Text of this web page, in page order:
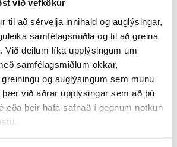
við vefkökur
til að sérvelja innihald og auglýsingar,
samfélagsmiðla og til að greina
Við deilum líka upplýsingum um
samfélagsmiðlum okkar,
og auglýsingum sem munu
þær við aðrar upplýsingar sem að þú
eða þeir hafa safnað í gegnum notkun
Kongsberg Maritime
hafa sannað gildi sitt sem
fyrir sjávarútveg. Þeir eru í
úttaksás (PTI/PTO) fyrir
[...]